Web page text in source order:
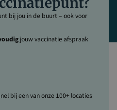
bij jou in de buurt – ook voor
jouw vaccinatie afspraak
bij een van onze 100+ locaties